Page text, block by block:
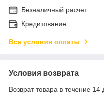
Безналичный расчет
Кредитование
Все условия оплаты
Условия возврата
Возврат товара в течение 14